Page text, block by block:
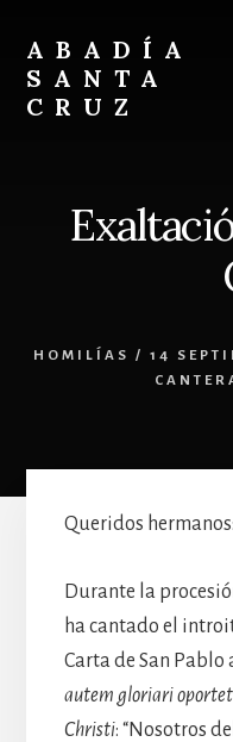
content
footer
ABADÍA
SANTA
CRUZ
HOMILÍAS / 14
Queridos hermanos:
Durante la
ha cantado el
Carta de San Pablo
autem gloriari
Christi: “Nosotros